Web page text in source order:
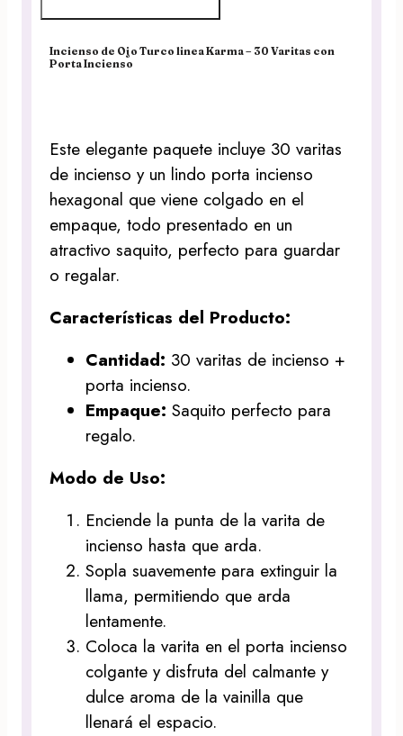
Incienso de Ojo Turco linea Karma – 30 Varitas con
Porta Incienso
Este elegante paquete incluye 30 varitas
de incienso y un lindo porta incienso
hexagonal que viene colgado en el
empaque, todo presentado en un
atractivo saquito, perfecto para guardar
o regalar.
Características del Producto:
Cantidad: 30 varitas de incienso +
porta incienso.
Empaque: Saquito perfecto para
regalo.
Modo de Uso:
Enciende la punta de la varita de
incienso hasta que arda.
Sopla suavemente para extinguir la
llama, permitiendo que arda
lentamente.
Coloca la varita en el porta incienso
colgante y disfruta del calmante y
dulce aroma de la vainilla que
llenará el espacio.